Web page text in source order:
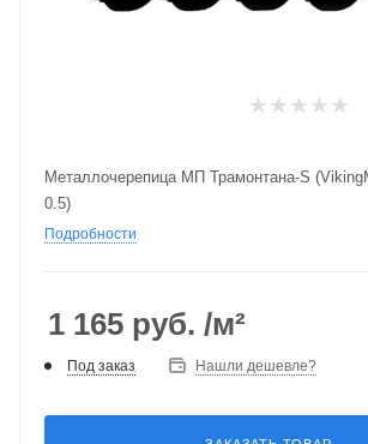
Металлочерепица МП Трамонтана-S
0.5)
Подробности
1 165 руб. /м²
Под заказ Нашли дешевле?